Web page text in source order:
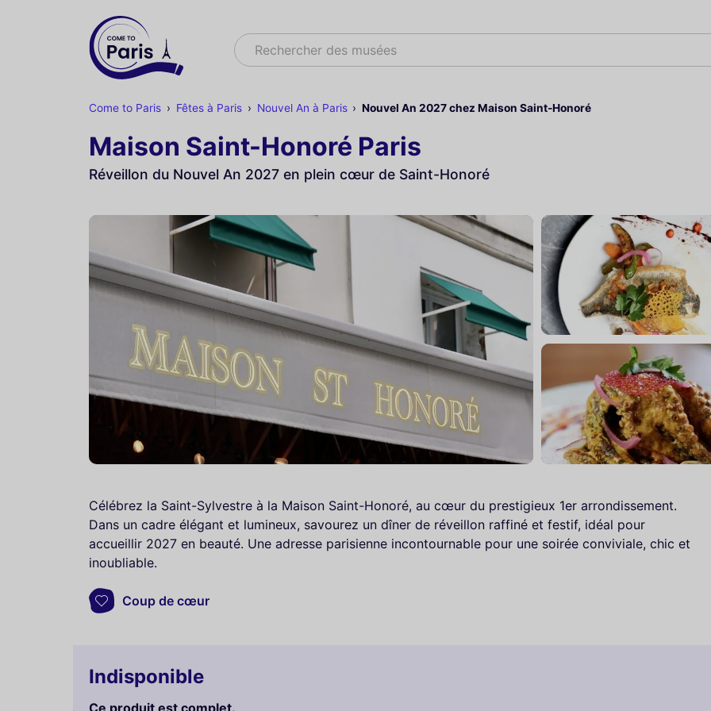
Rechercher
Rechercher des musées
Come to Paris Fêtes à Paris Nouvel An à Paris Nouvel An 2027 chez Maison Saint-Honoré
Maison Saint-Honoré Paris
Réveillon du Nouvel An 2027 en plein cœur de Saint-Honoré
Célébrez la Saint-Sylvestre à la Maison Saint-Honoré, au cœur du prestigieux 1er arrondissement.
Dans un cadre élégant et lumineux, savourez un dîner de réveillon raffiné et festif, idéal pour
accueillir 2027 en beauté. Une adresse parisienne incontournable pour une soirée conviviale, chic et
inoubliable.
Coup de cœur
Indisponible
Ce produit est complet.